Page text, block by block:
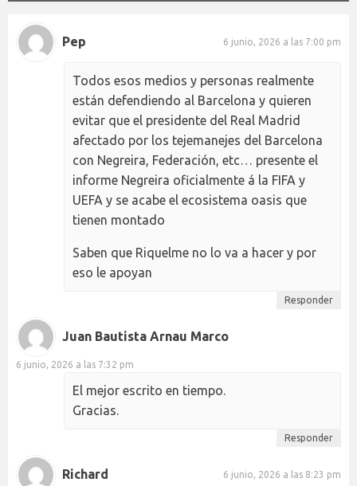
Pep 6 junio, 2026 a las 7:00 pm
Todos esos medios y personas realmente
están defendiendo al Barcelona y quieren
evitar que el presidente del Real Madrid
afectado por los tejemanejes del Barcelona
con Negreira, Federación, etc… presente el
informe Negreira oficialmente á la FIFA y
UEFA y se acabe el ecosistema oasis que
tienen montado
Saben que Riquelme no lo va a hacer y por
eso le apoyan
Responder
Juan Bautista Arnau Marco
6 junio, 2026 a las 7:32 pm
El mejor escrito en tiempo.
Gracias.
Responder
Richard 6 junio, 2026 a las 8:23 pm